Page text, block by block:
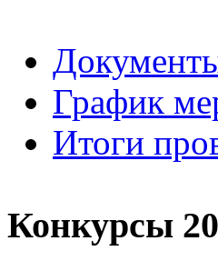
График
Итоги
Конкурсы